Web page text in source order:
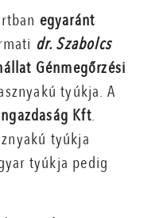
egyaránt
dr. Szabolcs
Génmegőrzési
tyúkja. A
Kft.
tyúkja
tyúkja pedig